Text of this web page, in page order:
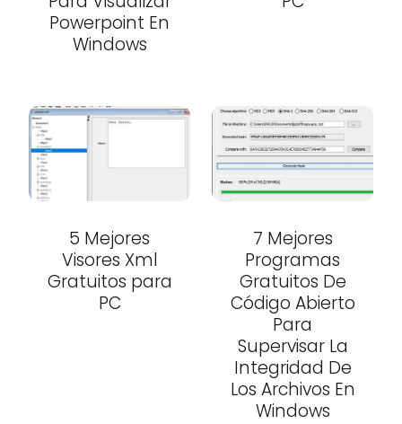
Powerpoint En
Windows
5 Mejores
Visores Xml
Gratuitos para
PC
7 Mejores
Programas
Gratuitos De
Código Abierto
Para
Supervisar La
Integridad De
Los Archivos En
Windows